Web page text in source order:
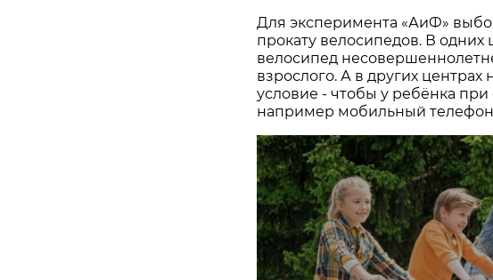
Для эксперимента «АиФ»
прокату велосипедов. В одних
велосипед
взрослого. А в других
условие - чтобы у ребёнка
например мобильный